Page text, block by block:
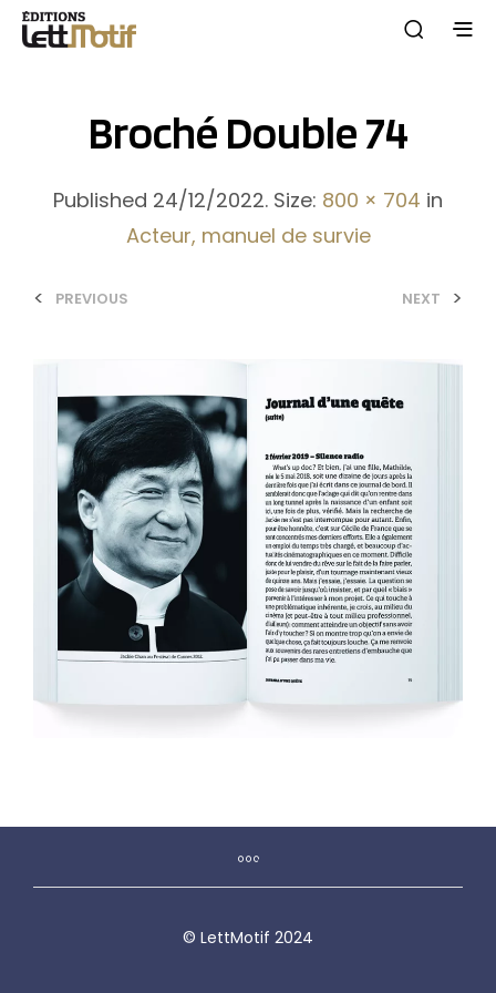
Broché Double 74
Published 24/12/2022. Size: 800 × 704 in
Acteur, manuel de survie
< PREVIOUS NEXT >
© LettMotif 2024